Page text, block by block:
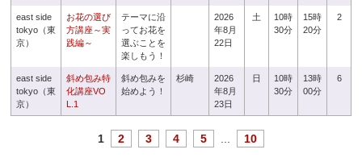
east side
tokyo（東
京）
お花の選び
方講座～実
践編～
テーマに沿
ってお花を
選ぶことを
楽しもう！
2026
年8月
22日
土
10時
30分
15時
20分
2
east side
tokyo（東
京）
斜め包み特
化講座VO
L.1
斜め包みを
始めよう！
杉崎
2026
年8月
23日
日
10時
30分
13時
00分
6
1 2 3 4 5 10